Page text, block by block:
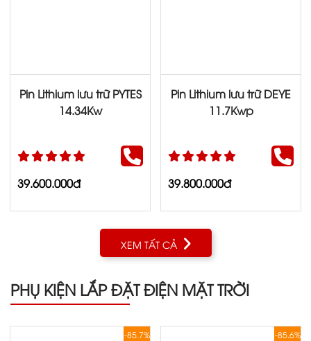
Pin Lithium lưu trữ PYTES
14.34Kw
39.600.000đ
Pin Lithium lưu trữ DEYE
11.7Kwp
39.800.000đ
XEM TẤT CẢ
PHỤ KIỆN LẮP ĐẶT ĐIỆN MẶT TRỜI
-85.7% -85.6%